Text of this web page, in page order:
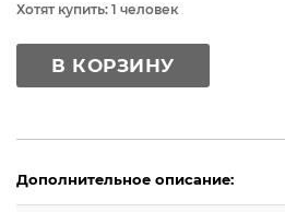
Хотят купить: 1 человек
В КОРЗИНУ
Дополнительное описание: